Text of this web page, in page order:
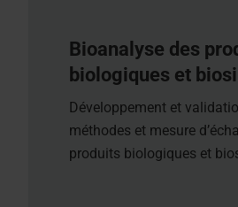
Bioanalyse des
biologiques et
Développement et
méthodes et mesure
produits biologiques et